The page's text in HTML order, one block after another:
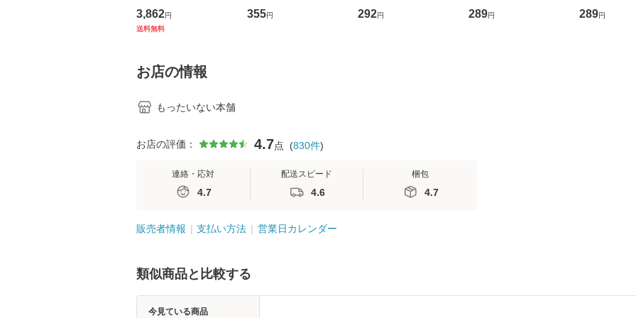
の看護マネジメントス
キル 改訂第3版 (看護
堂 [単行
3,862円
送料無料
ーンレコード [CD]
【メール便送料無料】
355円
の正しい理解と克服法
(SB新書 572) / 岡田尊
292円
かり / [CD]【メール便
送料無料】
289円
盤） / 清水
ミリヤ / [CD]【メール
289円
お店の情報
もったいない本舗
お店の評価： 4.7点 (830件)
連絡・応対
4.7
配送スピード
4.6
梱包
4.7
販売者情報 支払い方法 営業日カレンダー
類似商品と比較する
今見ている商品